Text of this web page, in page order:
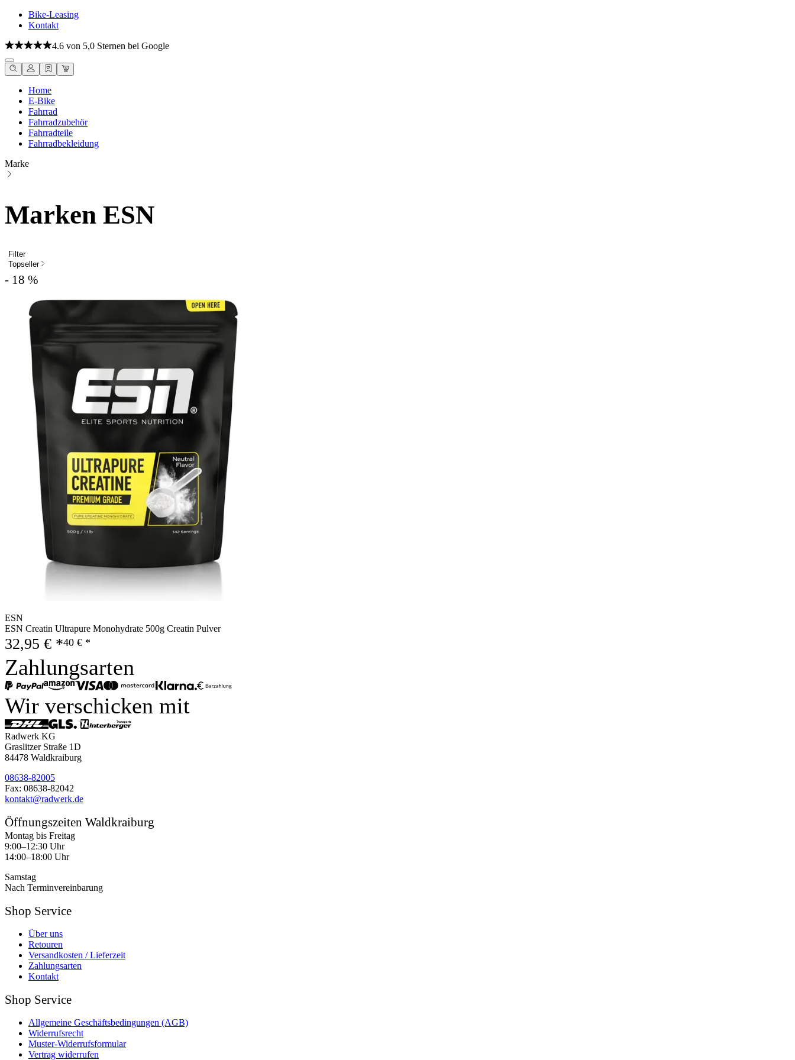
Bike-Leasing
Kontakt
4.6 von 5,0 Sternen bei Google
Home
E-Bike
Fahrrad
Fahrradzubehör
Fahrradteile
Fahrradbekleidung
Marke
Marken ESN
Filter
Topseller
- 18 %
ESN
ESN Creatin Ultrapure Monohydrate 500g Creatin Pulver
32,95 € *40 € *
Zahlungsarten
Wir verschicken mit
Radwerk KG
Graslitzer Straße 1D
84478 Waldkraiburg
08638-82005
Fax: 08638-82042
kontakt@radwerk.de
Öffnungszeiten Waldkraiburg
Montag bis Freitag
9:00–12:30 Uhr
14:00–18:00 Uhr
Samstag
Nach Terminvereinbarung
Shop Service
Über uns
Retouren
Versandkosten / Lieferzeit
Zahlungsarten
Kontakt
Shop Service
Allgemeine Geschäftsbedingungen (AGB)
Widerrufsrecht
Muster-Widerrufsformular
Vertrag widerrufen